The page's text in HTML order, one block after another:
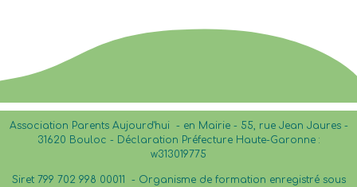
Association Parents Aujourd'hui - en Mairie - 55, rue Jean Jaures -
31620 Bouloc - Déclaration Préfecture Haute-Garonne :
w313019775
Siret 799 702 998 00011 - Organisme de formation enregistré sous